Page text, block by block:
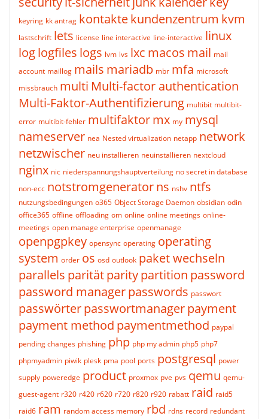
keyring kk antrag kontaktekundenzentrum kvm
lastschrift lets license line interactive line-interactive linux
loglogfiles logs lvm lvs lxc macos mail mail
account maillog mails mariadb mbr mfa microsoft
missbrauch multi Multi-factor authentication
Multi-Faktor-Authentifizierung multibit multibit-
error multibit-fehler multifaktormx my mysql
nameserver nea Nested virtualization netapp network
netzwischer neu installieren neuinstallieren nextcloud
nginx nic niederspannungshauptverteilung no secret in database
non-ecc notstromgeneratorns nshv ntfs
nutzungsbedingungen o365 Object Storage Daemon obsidian odin
office365 offline offloading om online online meetings online-
meetings open manage enterprise openmanage
openpgpkey opensync operating operating
system order os osd outlook paket wechseln
parallels paritätparitypartition password
password managerpasswords passwort
passwörterpasswortmanagerpayment
payment method paymentmethod paypal
pending changes phishing php php my admin php5 php7
phpmyadmin piwik plesk pma pool ports postgresql power
supply poweredge product proxmox pve pvs qemu qemu-
guest-agent r320 r420 r620 r720 r820 r920 rabatt raid raid5
raid6 ram random access memory rbd rdns record redundant